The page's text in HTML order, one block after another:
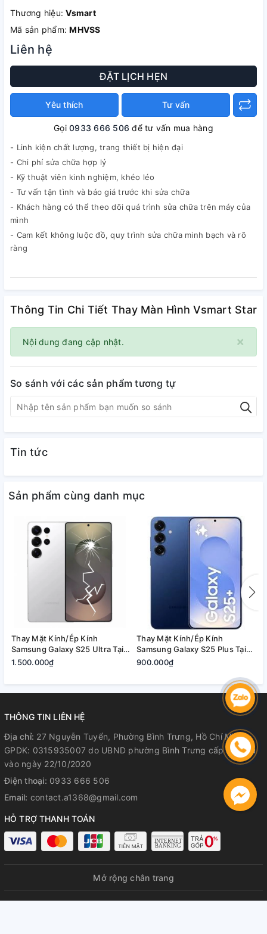
Thương hiệu:Vsmart
Mã sản phẩm:MHVSS
Liên hệ
ĐẶT LỊCH HẸN
Yêu thích Tư vấn
Gọi0933 666 506 để tư vấn mua hàng
- Linh kiện chất lượng, trang thiết bị hiện đại
- Chi phí sửa chữa hợp lý
- Kỹ thuật viên kinh nghiệm, khéo léo
- Tư vấn tận tình và báo giá trước khi sửa chữa
- Khách hàng có thể theo dõi quá trình sửa chữa trên máy của
mình
- Cam kết không luộc đồ, quy trình sửa chữa minh bạch và rõ
ràng
Thông Tin Chi Tiết Thay Màn Hình Vsmart Star
×
Nội dung đang cập nhật.
So sánh với các sản phẩm tương tự
Tin tức
Sản phẩm cùng danh mục
Thay Mặt Kính/Ép Kính
Samsung Galaxy S25 Ultra Tại
Quận 2, Tp. Thủ Đức | Bảo
1.500.000₫
Thay Mặt Kính/Ép Kính
Samsung Galaxy S25 Plus Tại
Quận 2, Tp. Thủ Đức | Bảo
900.000₫
THÔNG TIN LIÊN HỆ
Địa chỉ: 27 Nguyễn Tuyển, Phường Bình Trưng, Hồ Chí Minh
GPDK: 0315935007 do UBND phường Bình Trưng cấp lần đầu
vào ngày 22/10/2020
Điện thoại: 0933 666 506
Email: contact.a1368@gmail.com
HỖ TRỢ THANH TOÁN
Mở rộng chân trang